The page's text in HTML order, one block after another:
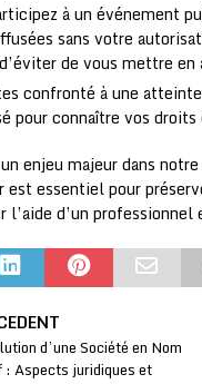
à un événement
sans votre
de vous mettre en
confronté à une
pour connaître vos
enjeu majeur dans
essentiel pour
d’un professionnel
d’une Société en Nom
Aspects juridiques et